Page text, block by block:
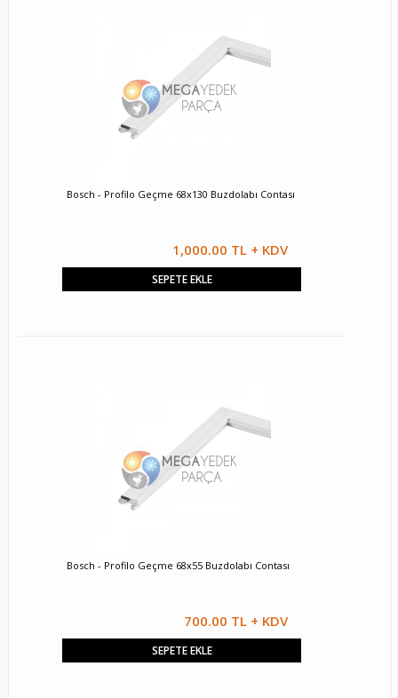
Bosch - Profilo Geçme 68x130 Buzdolabı Contası
1,000.00 TL + KDV
SEPETE EKLE
Bosch - Profilo Geçme 68x55 Buzdolabı Contası
700.00 TL + KDV
SEPETE EKLE